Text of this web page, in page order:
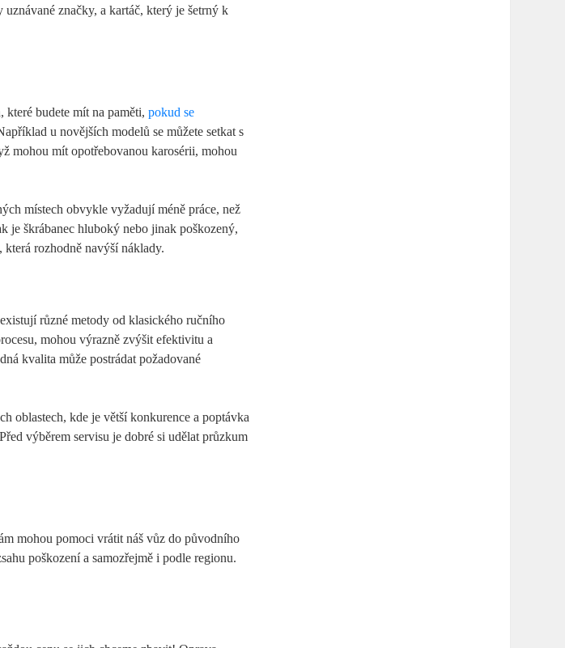
značky, a kartáč, který je šetrný k
které budete mít na paměti,pokud se
u novějších modelů se můžete setkat s
mohou mít opotřebovanou karosérii, mohou
místech obvykle vyžadují méně práce, než
je škrábanec hluboký nebo jinak poškozený,
rozhodně navýší náklady.
různé metody od klasického ručního
mohou výrazně zvýšit efektivitu a
kvalita může postrádat požadované
oblastech, kde je větší konkurence a poptávka
výběrem servisu je dobré si udělat průzkum
mohou pomoci vrátit náš vůz do původního
poškození a samozřejmě i podle regionu.